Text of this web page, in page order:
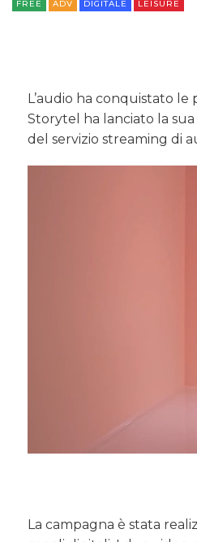
FREE ADV DIGITALE LEISURE
L’audio ha conquistato
Storytel ha lanciato la sua
del servizio streaming di
La campagna è stata